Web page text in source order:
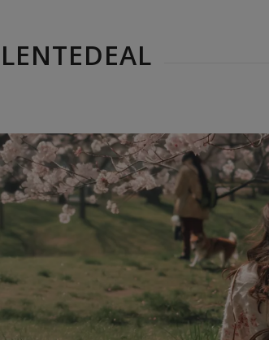
LENTEDEAL